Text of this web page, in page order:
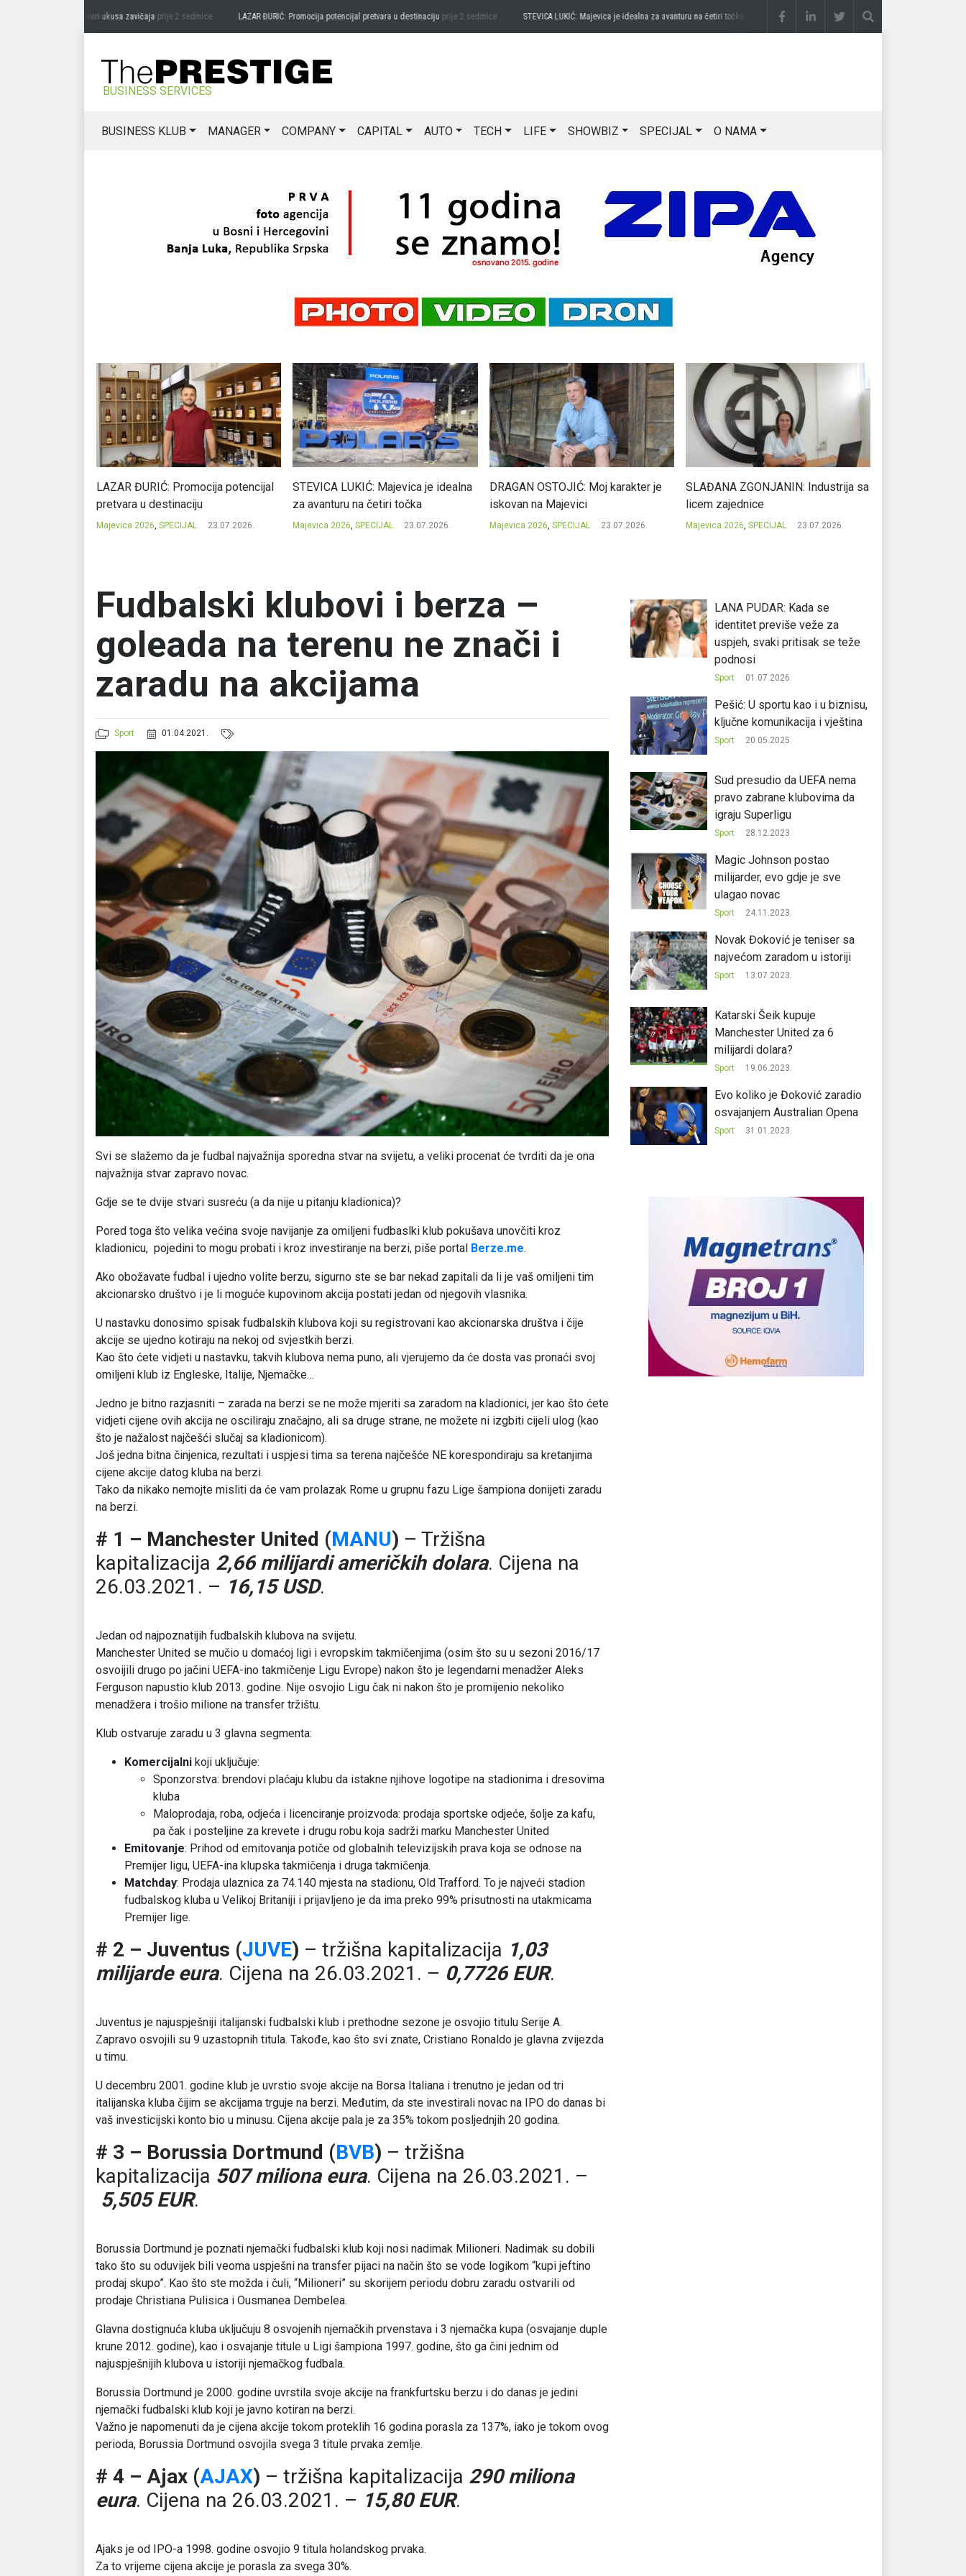
MIĆANOVIĆ: Čuvari ukusa zavičajaprije 2 sedmice LAZAR ĐURIĆ: Promocija potencijal pretvara u destinacijuprije 2 sedmice STEVICA LUKIĆ: Majevica je idealna za avanturu na četiri točka prije 2 sedmice DRAGAN OSTOJIĆ: Moj karakter je iskovan
BUSINESS SERVICES
BUSINESS KLUB MANAGER COMPANY CAPITAL AUTO TECH LIFE SHOWBIZ SPECIJAL O NAMA
LAZAR ĐURIĆ: Promocija potencijal
pretvara u destinaciju
Majevica 2026, SPECIJAL 23.07.2026.
STEVICA LUKIĆ: Majevica je idealna
za avanturu na četiri točka
Majevica 2026, SPECIJAL 23.07.2026.
DRAGAN OSTOJIĆ: Moj karakter je
iskovan na Majevici
Majevica 2026, SPECIJAL 23.07.2026.
SLAĐANA ZGONJANIN: Industrija sa
licem zajednice
Majevica 2026, SPECIJAL 23.07.2026.
Fudbalski klubovi i berza –
goleada na terenu ne znači i
zaradu na akcijama
Sport 01.04.2021.
Svi se slažemo da je fudbal najvažnija sporedna stvar na svijetu, a veliki procenat će tvrditi da je ona
najvažnija stvar zapravo novac.
Gdje se te dvije stvari susreću (a da nije u pitanju kladionica)?
Pored toga što velika većina svoje navijanje za omiljeni fudbaslki klub pokušava unovčiti kroz
kladionicu, pojedini to mogu probati i kroz investiranje na berzi, piše portal Berze.me.
Ako obožavate fudbal i ujedno volite berzu, sigurno ste se bar nekad zapitali da li je vaš omiljeni tim
akcionarsko društvo i je li moguće kupovinom akcija postati jedan od njegovih vlasnika.
U nastavku donosimo spisak fudbalskih klubova koji su registrovani kao akcionarska društva i čije
akcije se ujedno kotiraju na nekoj od svjestkih berzi.
Kao što ćete vidjeti u nastavku, takvih klubova nema puno, ali vjerujemo da će dosta vas pronaći svoj
omiljeni klub iz Engleske, Italije, Njemačke…
Jedno je bitno razjasniti – zarada na berzi se ne može mjeriti sa zaradom na kladionici, jer kao što ćete
vidjeti cijene ovih akcija ne osciliraju značajno, ali sa druge strane, ne možete ni izgbiti cijeli ulog (kao
što je nažalost najčešći slučaj sa kladionicom).
Još jedna bitna činjenica, rezultati i uspjesi tima sa terena najčešće NE korespondiraju sa kretanjima
cijene akcije datog kluba na berzi.
Tako da nikako nemojte misliti da će vam prolazak Rome u grupnu fazu Lige šampiona donijeti zaradu
na berzi.
# 1 – Manchester United (MANU) – Tržišna
kapitalizacija 2,66 milijardi američkih dolara. Cijena na
26.03.2021. – 16,15 USD.
Jedan od najpoznatijih fudbalskih klubova na svijetu.
Manchester United se mučio u domaćoj ligi i evropskim takmičenjima (osim što su u sezoni 2016/17
osvoijili drugo po jačini UEFA-ino takmičenje Ligu Evrope) nakon što je legendarni menadžer Aleks
Ferguson napustio klub 2013. godine. Nije osvojio Ligu čak ni nakon što je promijenio nekoliko
menadžera i trošio milione na transfer tržištu.
Klub ostvaruje zaradu u 3 glavna segmenta:
Komercijalni koji uključuje:
Sponzorstva: brendovi plaćaju klubu da istakne njihove logotipe na stadionima i dresovima
kluba
Maloprodaja, roba, odjeća i licenciranje proizvoda: prodaja sportske odjeće, šolje za kafu,
pa čak i posteljine za krevete i drugu robu koja sadrži marku Manchester United
Emitovanje: Prihod od emitovanja potiče od globalnih televizijskih prava koja se odnose na
Premijer ligu, UEFA-ina klupska takmičenja i druga takmičenja.
Matchday: Prodaja ulaznica za 74.140 mjesta na stadionu, Old Trafford. To je najveći stadion
fudbalskog kluba u Velikoj Britaniji i prijavljeno je da ima preko 99% prisutnosti na utakmicama
Premijer lige.
# 2 – Juventus (JUVE) – tržišna kapitalizacija 1,03
milijarde eura. Cijena na 26.03.2021. – 0,7726 EUR.
Juventus je najuspješniji italijanski fudbalski klub i prethodne sezone je osvojio titulu Serije A.
Zapravo osvojili su 9 uzastopnih titula. Takođe, kao što svi znate, Cristiano Ronaldo je glavna zvijezda
u timu.
U decembru 2001. godine klub je uvrstio svoje akcije na Borsa Italiana i trenutno je jedan od tri
italijanska kluba čijim se akcijama trguje na berzi. Međutim, da ste investirali novac na IPO do danas bi
vaš investicijski konto bio u minusu. Cijena akcije pala je za 35% tokom posljednjih 20 godina.
# 3 – Borussia Dortmund (BVB) – tržišna
kapitalizacija 507 miliona eura. Cijena na 26.03.2021. –
5,505 EUR.
Borussia Dortmund je poznati njemački fudbalski klub koji nosi nadimak Milioneri. Nadimak su dobili
tako što su oduvijek bili veoma uspješni na transfer pijaci na način što se vode logikom “kupi jeftino
prodaj skupo”. Kao što ste možda i čuli, “Milioneri” su skorijem periodu dobru zaradu ostvarili od
prodaje Christiana Pulisica i Ousmanea Dembelea.
Glavna dostignuća kluba uključuju 8 osvojenih njemačkih prvenstava i 3 njemačka kupa (osvajanje duple
krune 2012. godine), kao i osvajanje titule u Ligi šampiona 1997. godine, što ga čini jednim od
najuspješnijih klubova u istoriji njemačkog fudbala.
Borussia Dortmund je 2000. godine uvrstila svoje akcije na frankfurtsku berzu i do danas je jedini
njemački fudbalski klub koji je javno kotiran na berzi.
Važno je napomenuti da je cijena akcije tokom proteklih 16 godina porasla za 137%, iako je tokom ovog
perioda, Borussia Dortmund osvojila svega 3 titule prvaka zemlje.
# 4 – Ajax (AJAX) – tržišna kapitalizacija 290 miliona
eura. Cijena na 26.03.2021. – 15,80 EUR.
Ajaks je od IPO-a 1998. godine osvojio 9 titula holandskog prvaka.
Za to vrijeme cijena akcije je porasla za svega 30%.
LANA PUDAR: Kada se
identitet previše veže za
uspjeh, svaki pritisak se teže
podnosi
Sport 01.07.2026.
Pešić: U sportu kao i u biznisu,
ključne komunikacija i vještina
Sport 20.05.2025.
Sud presudio da UEFA nema
pravo zabrane klubovima da
igraju Superligu
Sport 28.12.2023.
Magic Johnson postao
milijarder, evo gdje je sve
ulagao novac
Sport 24.11.2023.
Novak Đoković je teniser sa
najvećom zaradom u istoriji
Sport 13.07.2023.
Katarski Šeik kupuje
Manchester United za 6
milijardi dolara?
Sport 19.06.2023.
Evo koliko je Đoković zaradio
osvajanjem Australian Opena
Sport 31.01.2023.